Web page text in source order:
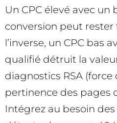
Un CPC élevé avec un
conversion peut rester
l’inverse, un CPC bas
qualifié détruit la
diagnostics RSA (force
pertinence des pages
Intégrez au besoin